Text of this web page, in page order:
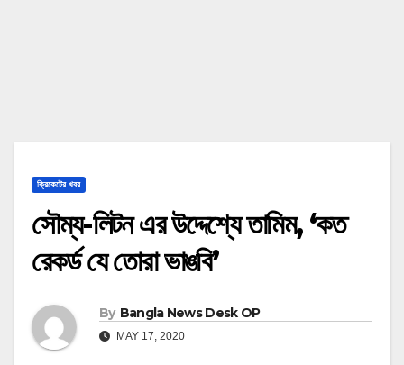
ক্রিকেটের খবর
সৌম্য-লিটন এর উদ্দেশ্যে তামিম, ‘কত
রেকর্ড যে তোরা ভাঙবি’
By Bangla News Desk OP
MAY 17, 2020